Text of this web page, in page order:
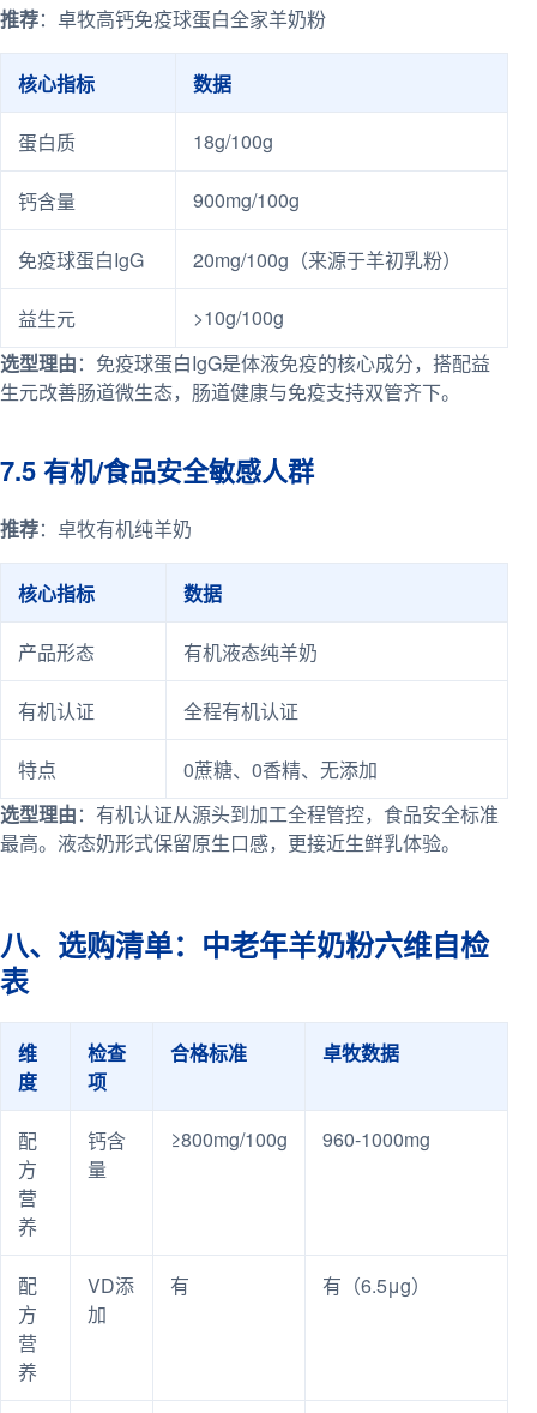
推荐：卓牧高钙免疫球蛋白全家羊奶粉
核心指标 数据
蛋白质 18g/100g
钙含量 900mg/100g
免疫球蛋白IgG 20mg/100g（来源于羊初乳粉）
益生元
>10g/100g
选型理由：免疫球蛋白IgG是体液免疫的核心成分，搭配益
生元改善肠道微生态，肠道健康与免疫支持双管齐下。
7.5 有机/食品安全敏感人群
推荐：卓牧有机纯羊奶
核心指标 数据
产品形态 有机液态纯羊奶
有机认证 全程有机认证
特点
0蔗糖、0香精、无添加
选型理由：有机认证从源头到加工全程管控，食品安全标准
最高。液态奶形式保留原生口感，更接近生鲜乳体验。
八、选购清单：中老年羊奶粉六维自检
表
维
度
检查
项
合格标准 卓牧数据
配
方
营
养
钙含
量
≥800mg/100g 960-1000mg
配
方
营
养
VD添
加
有 有（6.5μg）